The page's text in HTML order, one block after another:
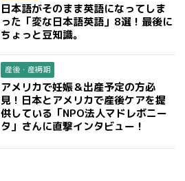
日本語がそのまま英語になってしま
った「変な日本語英語」8選！最後に
ちょっと豆知識。
産後・産褥期
アメリカで妊娠＆出産予定の方必
見！日本とアメリカで産後ケアを提
供している「NPO法人マドレボニー
タ」さんに直撃インタビュー！